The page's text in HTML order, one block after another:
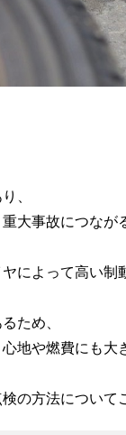
、
大事故につなが
によって高い制
ため、
地や燃費にも大
の方法について